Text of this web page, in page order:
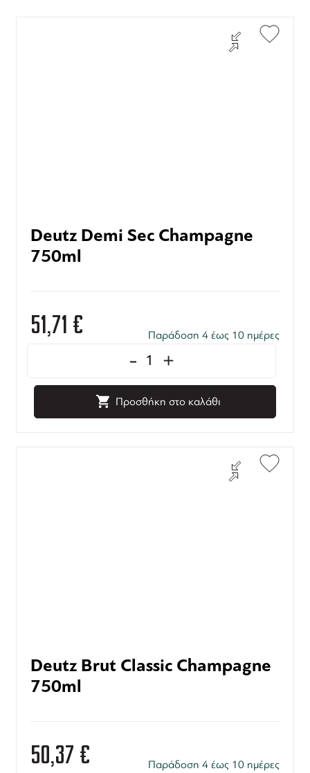
Deutz Demi Sec Champagne
750ml
51,71 € Παράδοση 4 έως 10 ημέρες
- +
Προσθήκη στο καλάθι
Deutz Brut Classic Champagne
750ml
50,37 € Παράδοση 4 έως 10 ημέρες